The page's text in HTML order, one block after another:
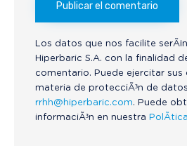
Los datos que nos facilite
Hiperbaric S.A. con la finalidad
comentario. Puede ejercitar sus
materia de protecciÃ³n de
rrhh@hiperbaric.com. Puede
informaciÃ³n en nuestra